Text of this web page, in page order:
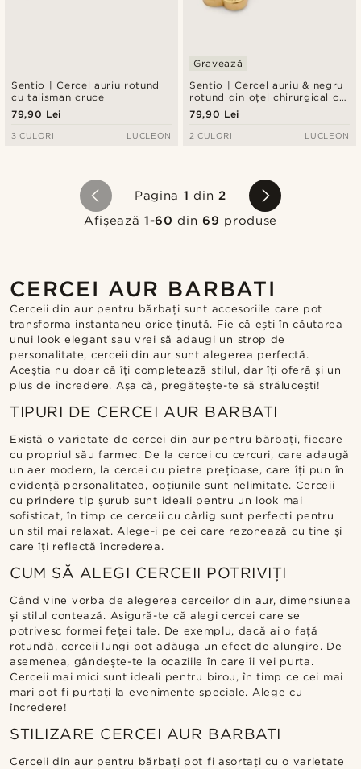
Sentio | Cercel auriu rotund
cu talisman cruce
79,90 Lei
3 CULORI LUCLEON
Sentio | Cercel auriu & negru
rotund din oțel chirurgical cu
pandantiv cruce
Gravează
79,90 Lei
2 CULORI LUCLEON
Pagina 1 din2
Afișează1-60 din69 produse
CERCEI AUR BARBATI
Cerceii din aur pentru bărbați sunt accesoriile care pot
transforma instantaneu orice ținută. Fie că ești în căutarea
unui look elegant sau vrei să adaugi un strop de
personalitate, cerceii din aur sunt alegerea perfectă.
Aceștia nu doar că îți completează stilul, dar îți oferă și un
plus de încredere. Așa că, pregătește-te să strălucești!
TIPURI DE CERCEI AUR BARBATI
Există o varietate de cercei din aur pentru bărbați, fiecare
cu propriul său farmec. De la cercei cu cercuri, care adaugă
un aer modern, la cercei cu pietre prețioase, care îți pun în
evidență personalitatea, opțiunile sunt nelimitate. Cerceii
cu prindere tip șurub sunt ideali pentru un look mai
sofisticat, în timp ce cerceii cu cârlig sunt perfecti pentru
un stil mai relaxat. Alege-i pe cei care rezonează cu tine și
care îți reflectă încrederea.
CUM SĂ ALEGI CERCEII POTRIVIȚI
Când vine vorba de alegerea cerceilor din aur, dimensiunea
și stilul contează. Asigură-te că alegi cercei care se
potrivesc formei feței tale. De exemplu, dacă ai o față
rotundă, cerceii lungi pot adăuga un efect de alungire. De
asemenea, gândește-te la ocaziile în care îi vei purta.
Cerceii mai mici sunt ideali pentru birou, în timp ce cei mai
mari pot fi purtați la evenimente speciale. Alege cu
încredere!
STILIZARE CERCEI AUR BARBATI
Cerceii din aur pentru bărbați pot fi asortați cu o varietate